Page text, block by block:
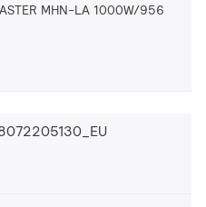
MHN-LA 1000W/956